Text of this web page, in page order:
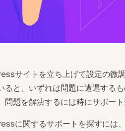
サイトを立ち上げて設定の微調
ると、いずれは問題に遭遇する
問題を解決するには時にサポート
に関するサポートを探すには